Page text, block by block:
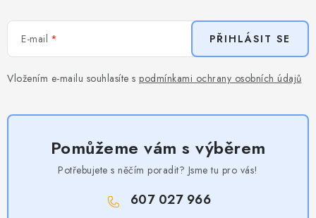
E-mail
Vložením e-mailu souhlasíte s podmínkami ochrany osobních údajů
PŘIHLÁSIT SE
Pomůžeme vám s výběrem
Potřebujete s něčím poradit? Jsme tu pro vás!
607 027 966